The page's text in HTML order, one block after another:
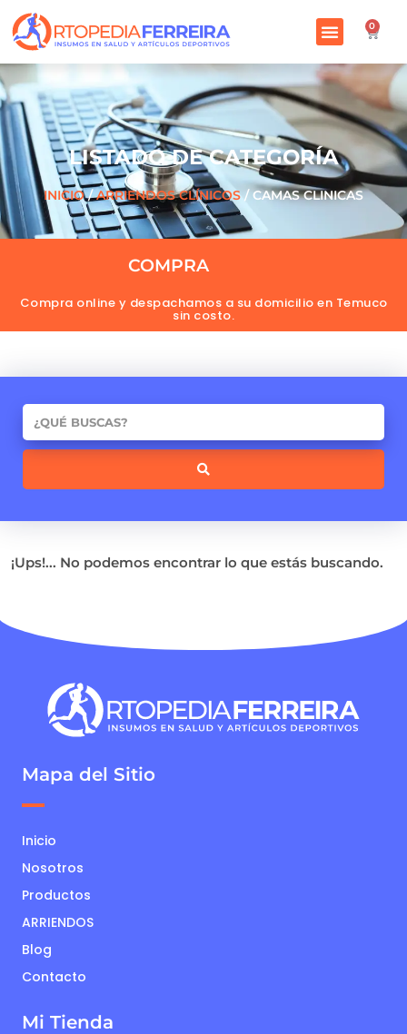
0
LISTADO DE CATEGORÍA
INICIO/ARRIENDOS CLÍNICOS/ CAMAS CLINICAS
COMPRA
Compra online y despachamos a su domicilio en Temuco
sin costo.
¡Ups!... No podemos encontrar lo que estás buscando.
Mapa del Sitio
Inicio
Nosotros
Productos
ARRIENDOS
Blog
Contacto
Mi Tienda